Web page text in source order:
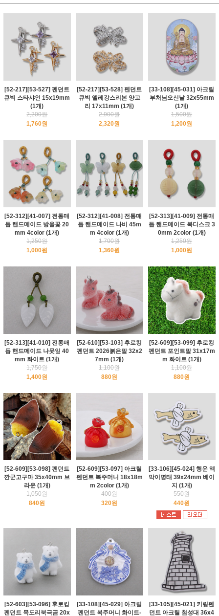
[52-217][53-527] 펜던트
큐빅 스타샤인 15x19mm
(1개)
2,200원
1,760원
[52-217][53-528] 펜던트
큐빅 엘레강스리본 양고
리 17x11mm (1개)
2,900원
2,320원
[33-108][45-031] 아크릴
부처님오신날 32x55mm
(1개)
1,500원
1,200원
[52-312][41-007] 전통매
듭 핸드메이드 방울꽃 20
mm 4color (1개)
1,250원
1,000원
[52-312][41-008] 전통매
듭 핸드메이드 나비 45m
m 4color (1개)
1,700원
1,360원
[52-313][41-009] 전통매
듭 핸드메이드 복디스크 3
0mm 2color (1개)
1,250원
1,000원
[52-313][41-010] 전통매
듭 핸드메이드 나뭇잎 40
mm 화이트 (1개)
1,750원
1,400원
[52-610][53-103] 후로킹
펜던트 2026붉은말 32x2
7mm (1개)
1,100원
880원
[52-609][53-099] 후로킹
펜던트 포인트말 31x17m
m 화이트 (1개)
1,100원
880원
[52-609][53-098] 펜던트
깐군고구마 35x40mm 브
라운 (1개)
1,050원
840원
[52-609][53-097] 아크릴
펜던트 복주머니 18x18m
m 2color (1개)
400원
320원
[33-106][45-024] 행운 액
막이명태 39x24mm 베이
지 (1개)
550원
440원
[52-603][53-096] 후로킹
펜던트 목도리북극곰 20x
[33-108][45-029] 아크릴
펜던트 복주머니 화이트-
[33-105][45-021] 키링펜
던트 아크릴 첨성대 36x4